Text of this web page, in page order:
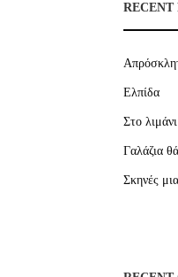
RECENT
Ελπίδα
Στο
Γαλάζια
Σκηνές